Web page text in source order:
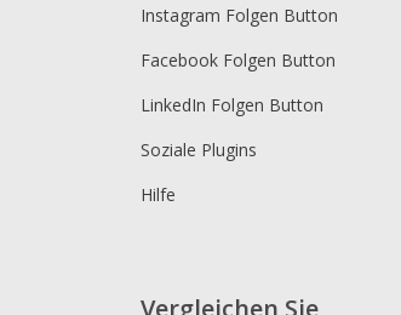
Instagram Folgen Button
Facebook Folgen Button
LinkedIn Folgen Button
Soziale Plugins
Hilfe
Vergleichen Sie